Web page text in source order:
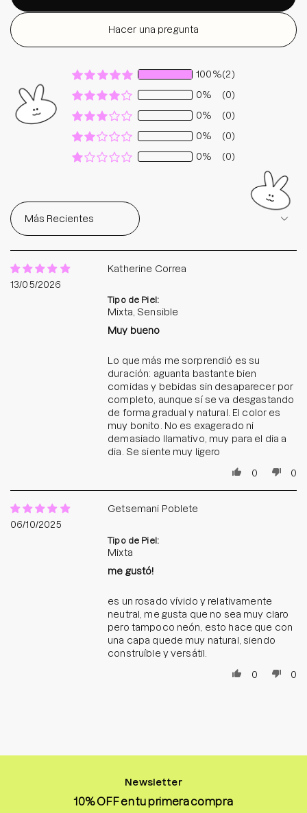
Hacer una pregunta
100%(2)
0%
(0)
0%
(0)
0%
(0)
0%
(0)
Sort by
13/05/2026
Katherine Correa
Tipo de Piel:
Mixta, Sensible
Muy bueno
Lo que más me sorprendió es su
duración: aguanta bastante bien
comidas y bebidas sin desaparecer por
completo, aunque sí se va desgastando
de forma gradual y natural. El color es
muy bonito. No es exagerado ni
demasiado llamativo, muy para el dia a
dia. Se siente muy ligero
0
0
06/10/2025
Getsemani Poblete
Tipo de Piel:
Mixta
me gustó!
es un rosado vívido y relativamente
neutral, me gusta que no sea muy claro
pero tampoco neón, esto hace que con
una capa quede muy natural, siendo
construíble y versátil.
0
0
Newsletter
10% OFF en tu primera compra